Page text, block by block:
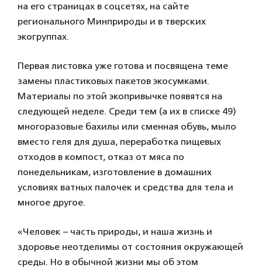
на его страницах в соцсетях, на сайте
регионального Минприроды и в тверских
экогруппах.
Первая листовка уже готова и посвящена теме
замены пластиковых пакетов экосумками.
Материалы по этой экопривычке появятся на
следующей неделе. Среди тем (а их в списке 49)
многоразовые бахилы или сменная обувь, мыло
вместо геля для душа, переработка пищевых
отходов в компост, отказ от мяса по
понедельникам, изготовление в домашних
условиях ватных палочек и средства для тела и
многое другое.
«Человек – часть природы, и наша жизнь и
здоровье неотделимы от состояния окружающей
среды. Но в обычной жизни мы об этом